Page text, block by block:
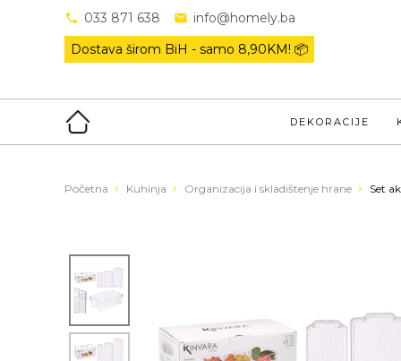
033 871 638
info@homely.ba
Dostava širom BiH - samo 8,90KM! 📦
DEKORACIJE
Početna Kuhinja Organizacija i skladištenje hrane Set